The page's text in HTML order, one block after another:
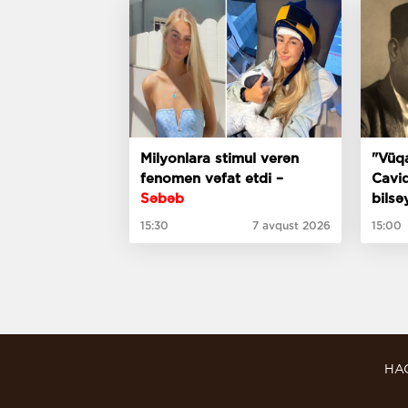
Milyonlara stimul verən
fenomen vəfat etdi –
Səbəb
15:30 7 avqust 2026 15:00